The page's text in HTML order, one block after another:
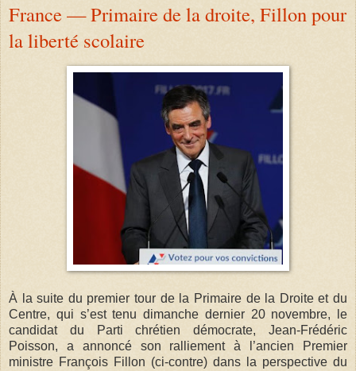
France — Primaire de la droite, Fillon pour
la liberté scolaire
À la suite du premier tour de la Primaire de la Droite et du
Centre, qui s’est tenu dimanche dernier 20 novembre, le
candidat du Parti chrétien démocrate, Jean-Frédéric
Poisson, a annoncé son ralliement à l’ancien Premier
ministre François Fillon (ci-contre) dans la perspective du